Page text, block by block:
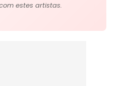
estes artistas.